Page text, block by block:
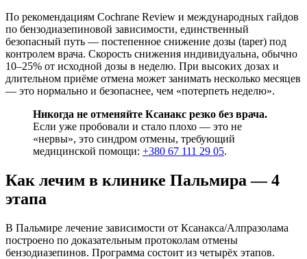
По рекомендациям Cochrane Review и международных гайдов
по бензодиазепиновой зависимости, единственный
безопасный путь — постепенное снижение дозы (taper) под
контролем врача. Скорость снижения индивидуальна, обычно
10–25% от исходной дозы в неделю. При высоких дозах и
длительном приёме отмена может занимать несколько месяцев
— это нормально и безопаснее, чем «потерпеть неделю».
Никогда не отменяйте Ксанакс резко без врача.
Если уже пробовали и стало плохо — это не
«нервы», это синдром отмены, требующий
медицинской помощи: +380 67 111 29 05.
Как лечим в клинике Пальмира — 4
этапа
В Пальмире лечение зависимости от Ксанакса/Алпразолама
построено по доказательным протоколам отмены
бензодиазепинов. Программа состоит из четырёх этапов.